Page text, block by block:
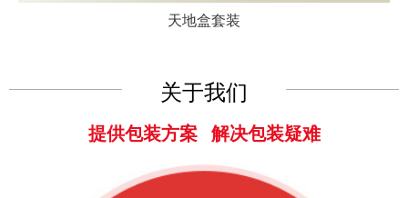
天地盒套装
关于我们
提供包装方案 解决包装疑难